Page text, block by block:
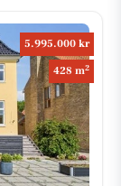
5.995.000 kr
428 m2